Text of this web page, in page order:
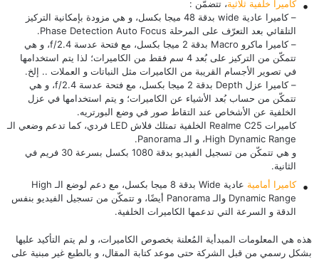
كاميرا خلفية ثلاثية، تتضمّن :
– كاميرا عادية wide بدقة 48 ميجا بكسل، و هي مزودة بإمكانية التركيز
التلقائي بعد التعرّف على المرحلة Phase Detection Auto Focus.
– كاميرا ماكرو Macro بدقة 2 ميجا بكسل، مع فتحة عدسة f/2.4، و هي
تتمكّن من التركيز على بُعد 4 سم فقط من الكاميرات؛ لذا يتم استخدامها
في تصوير الأجسام القريبة من الكاميرات مثل النباتات و العملات .. إلخ.
– كاميرا عزل Depth بدقة 2 ميجا بكسل، مع فتحة عدسة f/2.4، و هي
تتمكّن من حساب بُعد الأشياء عن الكاميرات؛ و يتم استخدامها في عزل
الخلفية عن الأشخاص عند التقاط صور في وضع البورتريه.
كاميرات Realme C25 الخلفية تمتلك فلاش LED فردي، كما تدعم وضعي الـ
High Dynamic Range، و الـ Panorama.
و هي تتمكّن من تسجيل الفيديو بدقة 1080 بكسل بسرعة 30 فريم في
الثانية.
كاميرا أمامية
عادية Wide بدقة 8 ميجا بكسل، مع دعم لوضع الـ High
Dynamic Range والـ Panorama أيضًا، و تتمكّن من تسجيل الفيديو بنفس
الدقة و السرعة التي تدعمها الكاميرات الخلفية.
هذه هي المعلومات المبدأية المُعلنة بخصوص الكاميرات، و لم يتم التأكيد عليها
بشكل رسمي من قبل الشركة حتى موعد كتابة المقال، و بالطبع غير مبنية على